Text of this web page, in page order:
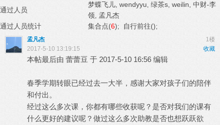
通过人员
梦蝶飞儿 wendyyu 绿茶s weilin 中财-李
领 孟凡杰
通过人员统计
集合点(6); 自行前往();
1楼
孟凡杰
收藏
2017-5-10 13:19:15
本帖最后由 蕾蕾豆 于 2017-5-10 16:56 编辑
春季学期转眼已经过去一大半，感谢大家对孩子们的陪伴
和付出。
经过这么多次课，你都有哪些收获呢？是否对我们的课有
什么更好的建议呢？做过这么多次助教是否也想跃跃欲